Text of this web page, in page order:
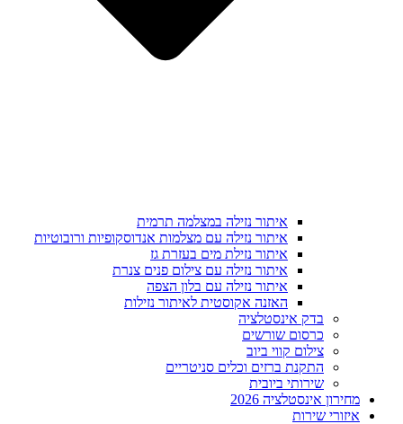
איתור נזילה במצלמה תרמית
איתור נזילה עם מצלמות אנדוסקופיות ורובוטיות
איתור נזילת מים בעזרת גז
איתור נזילה עם צילום פנים צנרת
איתור נזילה עם בלון הצפה
האזנה אקוסטית לאיתור נזילות
בדק אינסטלציה
כרסום שורשים
צילום קווי ביוב
התקנת ברזים וכלים סניטריים
שירותי ביובית
מחירון אינסטלציה 2026
איזורי שירות